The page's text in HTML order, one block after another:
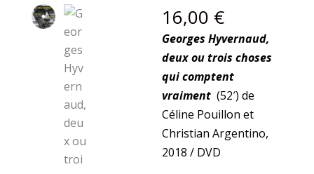
16,00 €
Georges Hyvernaud,
deux ou trois choses
qui comptent
vraiment(52′) de
Céline Pouillon et
Christian Argentino,
2018 / DVD